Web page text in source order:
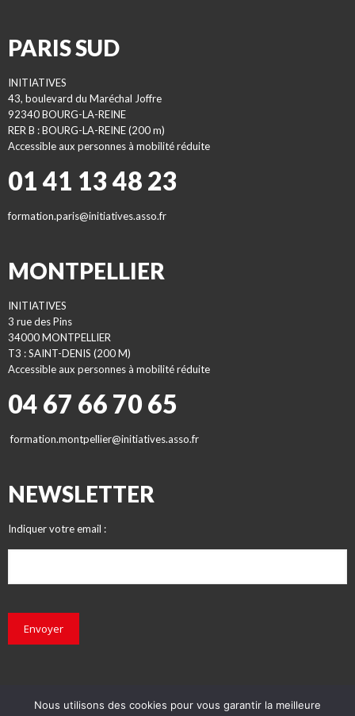
PARIS SUD
INITIATIVES
43, boulevard du Maréchal Joffre
92340 BOURG-LA-REINE
RER B : BOURG-LA-REINE (200 m)
Accessible aux personnes à mobilité réduite
01 41 13 48 23
formation.paris@initiatives.asso.fr
MONTPELLIER
INITIATIVES
3 rue des Pins
34000 MONTPELLIER
T3 : SAINT-DENIS (200 M)
Accessible aux personnes à mobilité réduite
04 67 66 70 65
formation.montpellier@initiatives.asso.fr
NEWSLETTER
Indiquer votre email :
Envoyer
Nous utilisons des cookies pour vous garantir la meilleure